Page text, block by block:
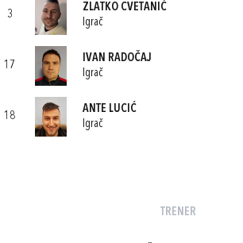
3
ZLATKO CVETANIĆ
Igrač
17
IVAN RADOČAJ
Igrač
18
ANTE LUCIĆ
Igrač
TRENER